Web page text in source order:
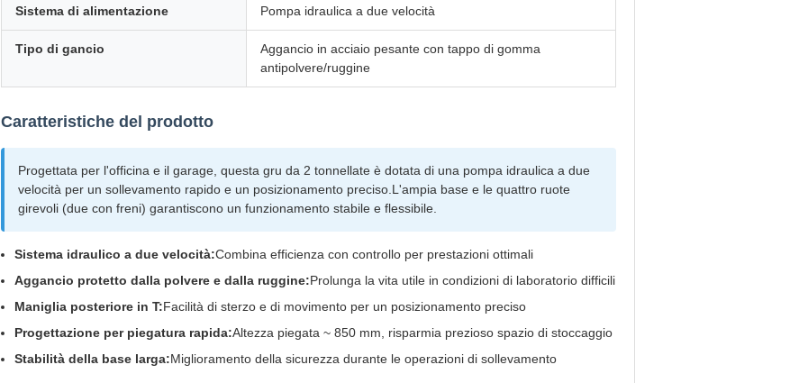
Sistema di alimentazione Pompa idraulica a due velocità
Tipo di gancio
Aggancio in acciaio pesante con tappo di gomma
antipolvere/ruggine
Caratteristiche del prodotto
Progettata per l'officina e il garage, questa gru da 2 tonnellate è dotata di una pompa idraulica a due
velocità per un sollevamento rapido e un posizionamento preciso.L'ampia base e le quattro ruote
girevoli (due con freni) garantiscono un funzionamento stabile e flessibile.
Sistema idraulico a due velocità:Combina efficienza con controllo per prestazioni ottimali
Aggancio protetto dalla polvere e dalla ruggine:Prolunga la vita utile in condizioni di laboratorio difficili
Maniglia posteriore in T:Facilità di sterzo e di movimento per un posizionamento preciso
Progettazione per piegatura rapida:Altezza piegata ~ 850 mm, risparmia prezioso spazio di stoccaggio
Stabilità della base larga:Miglioramento della sicurezza durante le operazioni di sollevamento